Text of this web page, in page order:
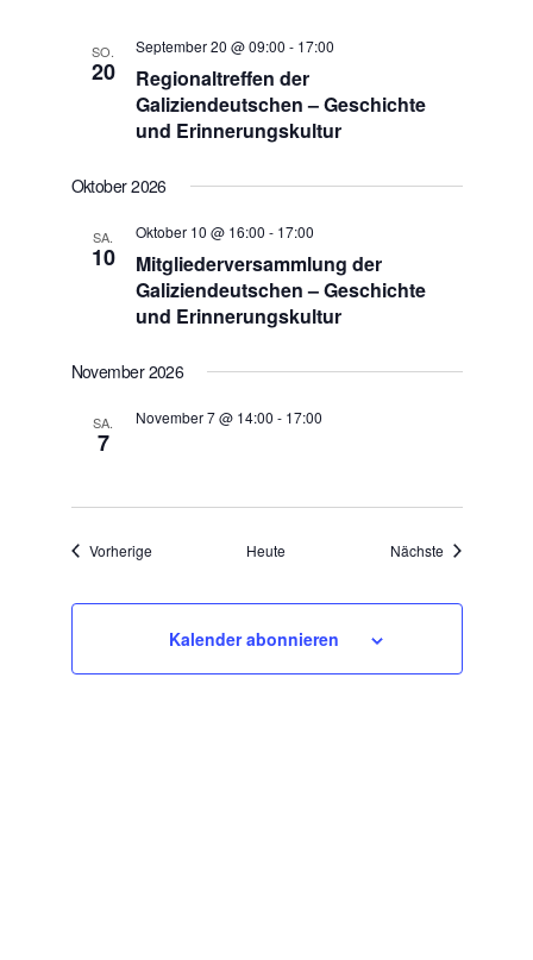
SO.
20
September 20 @ 09:00 - 17:00
Regionaltreffen der
Galiziendeutschen – Geschichte
und Erinnerungskultur
Oktober 2026
SA.
10
Oktober 10 @ 16:00 - 17:00
Mitgliederversammlung der
Galiziendeutschen – Geschichte
und Erinnerungskultur
November 2026
SA.
7
November 7 @ 14:00 - 17:00
VorherigeVeranstaltungenHeute Nächste
Kalender abonnieren